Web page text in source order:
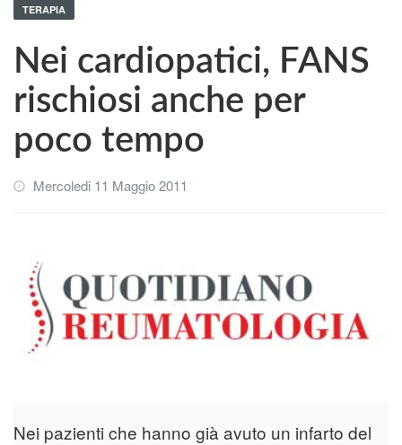
TERAPIA
Nei cardiopatici, FANS
rischiosi anche per
poco tempo
Mercoledi 11 Maggio 2011
Nei pazienti che hanno già avuto un infarto del